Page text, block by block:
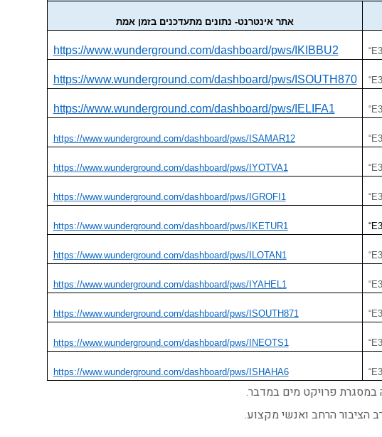
אתר אינטרנט- נתונים מתעדכנים בזמן אמת
https://www.wunderground.com/dashboard/pws/IKIBBU2
https://www.wunderground.com/dashboard/pws/ISOUTH870
https://www.wunderground.com/dashboard/pws/IELIFA1
https://www.wunderground.com/dashboard/pws/ISAMAR12
https://www.wunderground.com/dashboard/pws/IYOTVA1
https://www.wunderground.com/dashboard/pws/IGROFI1
https://www.wunderground.com/dashboard/pws/IKETUR1
https://www.wunderground.com/dashboard/pws/ILOTAN1
https://www.wunderground.com/dashboard/pws/IYAHEL1
https://www.wunderground.com/dashboard/pws/ISOUTH871
https://www.wunderground.com/dashboard/pws/INEOTS1
https://www.wunderground.com/dashboard/pws/ISHAHA6
במסגרת פרויקט מים במדבר.
הציבור הרחב ואנשי מקצוע.